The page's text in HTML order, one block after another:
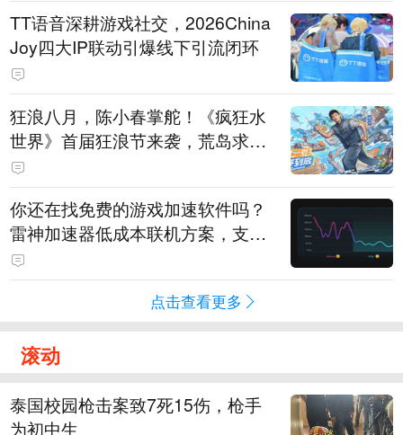
TT语音深耕游戏社交，2026China
Joy四大IP联动引爆线下引流闭环
狂浪八月，陈小春掌舵！《疯狂水
世界》首届狂浪节来袭，荒岛求生
直播即将开启
你还在找免费的游戏加速软件吗？
雷神加速器低成本联机方案，支持
免费试用
点击查看更多
滚动
泰国校园枪击案致7死15伤，枪手
为初中生